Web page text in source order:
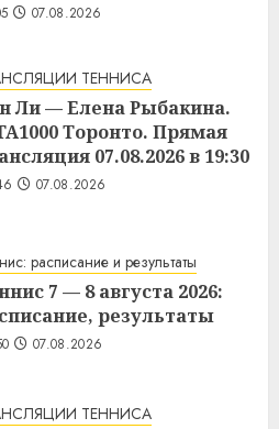
07.08.2026
ТЕННИСА
Ли — Елена Рыбакина.
Торонто. Прямая
07.08.2026 в 19:30
07.08.2026
расписание и результаты
7 — 8 августа 2026:
результаты
07.08.2026
ТЕННИСА